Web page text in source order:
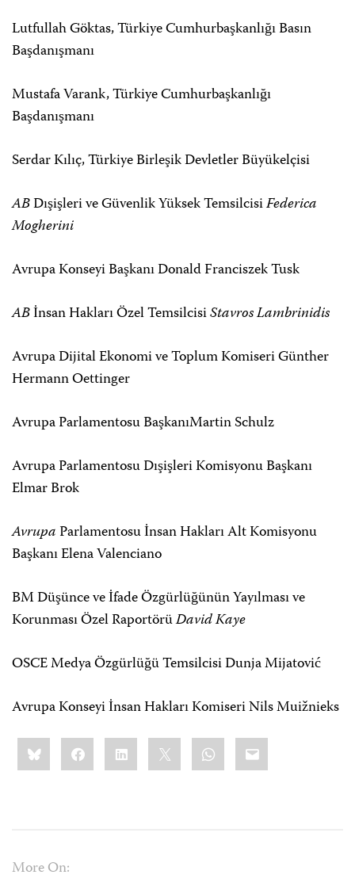
Lutfullah Göktas, Türkiye Cumhurbaşkanlığı Basın
Başdanışmanı
Mustafa Varank, Türkiye Cumhurbaşkanlığı
Başdanışmanı
Serdar Kılıç, Türkiye Birleşik Devletler Büyükelçisi
ABDışişleri ve Güvenlik Yüksek TemsilcisiFederica
Mogherini
Avrupa Konseyi Başkanı Donald Franciszek Tusk
ABİnsan Hakları Özel TemsilcisiStavros Lambrinidis
Avrupa Dijital Ekonomi ve Toplum Komiseri Günther
Hermann Oettinger
Avrupa Parlamentosu BaşkanıMartin Schulz
Avrupa Parlamentosu Dışişleri Komisyonu Başkanı
Elmar Brok
Avrupa Parlamentosu İnsan Hakları Alt Komisyonu
Başkanı Elena Valenciano
BM Düşünce ve İfade Özgürlüğünün Yayılması ve
Korunması Özel RaportörüDavid Kaye
OSCE Medya Özgürlüğü Temsilcisi Dunja Mijatović
Avrupa Konseyi İnsan Hakları Komiseri Nils Muižnieks
Share
this:BlueskyFacebookLinkedIn WhatsApp
Email
More On: